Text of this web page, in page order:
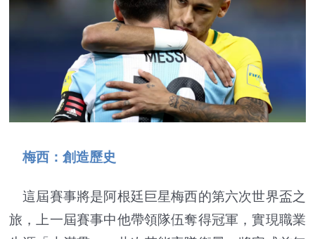
梅西：創造歷史
這屆賽事將是阿根廷巨星梅西的第六次世界盃之
旅，上一屆賽事中他帶領隊伍奪得冠軍，實現職業